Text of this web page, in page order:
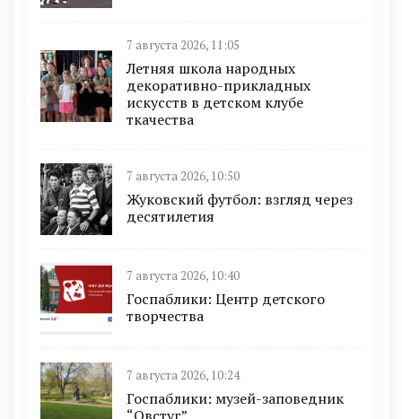
7 августа 2026, 11:05
Летняя школа народных
декоративно-прикладных
искусств в детском клубе
ткачества
7 августа 2026, 10:50
Жуковский футбол: взгляд через
десятилетия
7 августа 2026, 10:40
Госпаблики: Центр детского
творчества
7 августа 2026, 10:24
Госпаблики: музей-заповедник